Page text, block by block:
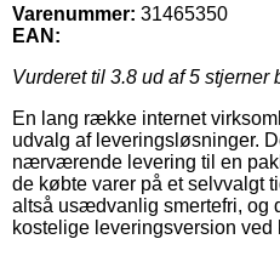
Varenummer: 31465350
EAN:
Vurderet til 3.8 ud af 5 stjerner
En lang række internet
udvalg af leveringsløsninger.
nærværende levering til en
de købte varer på et selvvalgt
altså usædvanlig smertefri, og
kostelige leveringsversion